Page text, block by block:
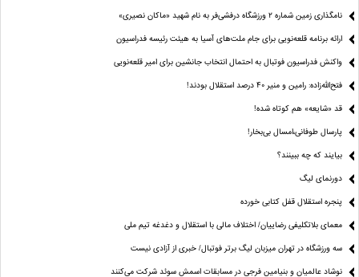
نامگذاری زمین شماره ۲ ورزشگاه درفشی‌فر به نام شهید «ماکان نصیری»
ارائه برنامه‌ قلعه‌نویی برای جام ملت‌های آسیا به هیئت رئیسه فدراسیون
واکنش فدراسیون فوتبال به احتمال انتخاب جانشین برای امیر قلعه‌نویی
فتح‌الله‌زاده: رامین و منیر 40 درصد استقلال بودند!
قد «شایعه» هم کوتاه شده!
پارسال طوفانی،امسال بی‌بخار!
بیایند که چه ببینند؟
دورنمای لیگ
پنجره‌ استقلال قفل کتابی خورده
معمای بلاتکلیفی رضاییان/ اختلاف مالی با استقلال و دغدغه تیم ملی
سه ورزشگاه در تهران میزبان لیگ برتر فوتبال/ خبری از آزادی نیست
نوشاد عالمیان و بنیامین فرجی در مسابقات اسمش سوئد شرکت می‌کنند